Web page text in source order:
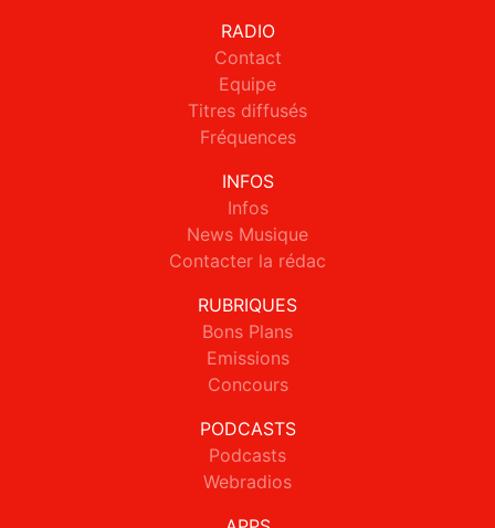
RADIO
Contact
Equipe
Titres diffusés
Fréquences
INFOS
Infos
News Musique
Contacter la rédac
RUBRIQUES
Bons Plans
Emissions
Concours
PODCASTS
Podcasts
Webradios